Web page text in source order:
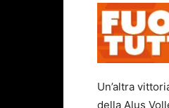
Un’altra
della Alus